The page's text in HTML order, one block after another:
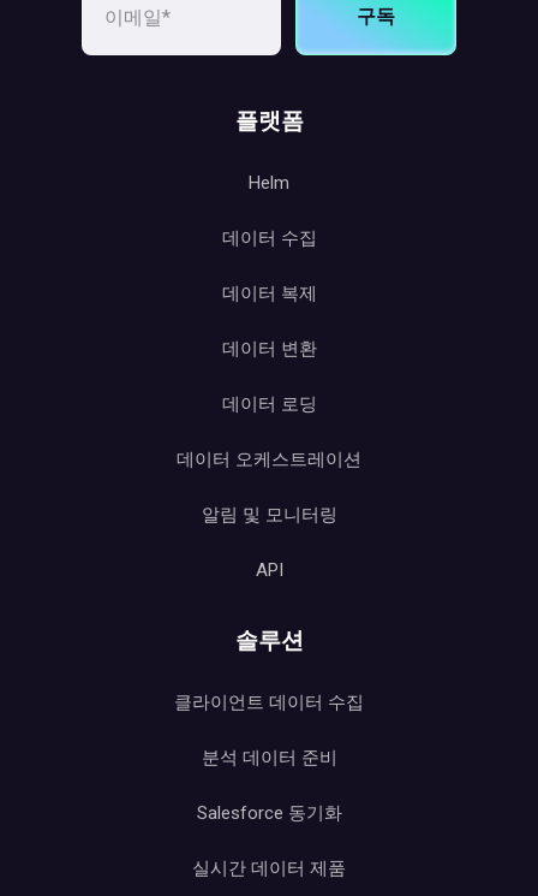
구독
플랫폼
Helm
데이터 수집
데이터 복제
데이터 변환
데이터 로딩
데이터 오케스트레이션
알림 및 모니터링
API
솔루션
클라이언트 데이터 수집
분석 데이터 준비
Salesforce 동기화
실시간 데이터 제품